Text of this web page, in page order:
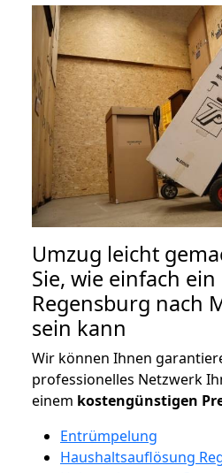
Umzug leicht
Sie, wie einfach
Regensburg nach
sein kann
Wir können Ihnen
professionelles Netzwerk
einem kostengünstigen
Entrümpelung
Haushaltsauflösung